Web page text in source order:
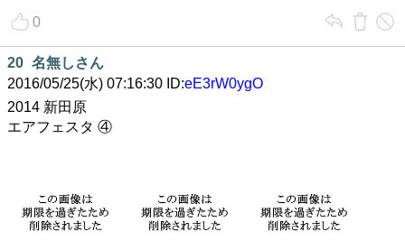
0
20 名無しさん
2016/05/25(水) 07:16:30 ID:eE3rW0ygO
2014 新田原
エアフェスタ ④